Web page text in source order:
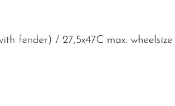
fender) / 27,5x47C max.